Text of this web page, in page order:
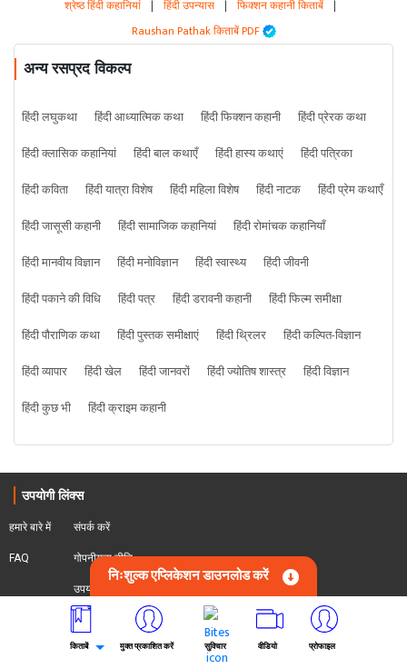
श्रेष्ठ हिंदी कहानियां | हिंदी उपन्यास | फिक्शन कहानी किताबें |
Raushan Pathak किताबें PDF
अन्य रसप्रद विकल्प
हिंदी लघुकथा हिंदी आध्यात्मिक कथा हिंदी फिक्शन कहानी
हिंदी प्रेरक कथा
हिंदी क्लासिक कहानियां
हिंदी बाल कथाएँ हिंदी हास्य कथाएं
हिंदी पत्रिका
हिंदी कविता
हिंदी यात्रा विशेष हिंदी महिला विशेष हिंदी नाटक
हिंदी प्रेम कथाएँ
हिंदी जासूसी कहानी
हिंदी सामाजिक कहानियां
हिंदी रोमांचक कहानियाँ
हिंदी मानवीय विज्ञान
हिंदी मनोविज्ञान हिंदी स्वास्थ्य
हिंदी जीवनी
हिंदी पकाने की विधि
हिंदी पत्र हिंदी डरावनी कहानी
हिंदी फिल्म समीक्षा
हिंदी पौराणिक कथा
हिंदी पुस्तक समीक्षाएं हिंदी थ्रिलर
हिंदी कल्पित-विज्ञान
हिंदी व्यापार
हिंदी खेल हिंदी जानवरों हिंदी ज्योतिष शास्त्र
हिंदी विज्ञान
हिंदी कुछ भी
हिंदी क्राइम कहानी
उपयोगी लिंक्स
हमारे बारे में
FAQ
संपर्क करें
गोपनीयता नीति
उपयोग के नियम
वापसी नीति
पेपरबैक प्रकाशित करें
निःशुल्क एप्लिकेशन डाउनलोड करें
किताबें मुक्त प्रकाशित करें सुविचार वीडियो प्रोफाइल